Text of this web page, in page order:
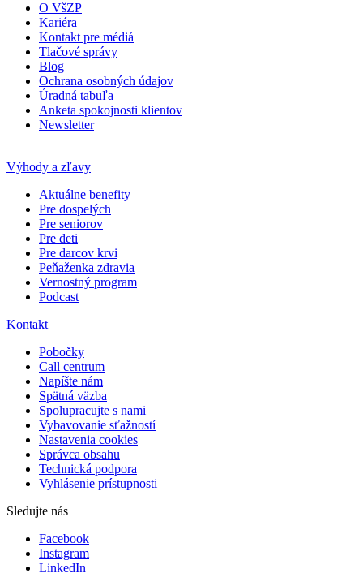
O VšZP
Kariéra
Kontakt pre médiá
Tlačové správy
Blog
Ochrana osobných údajov
Úradná tabuľa
Anketa spokojnosti klientov
Newsletter
Výhody a zľavy
Aktuálne benefity
Pre dospelých
Pre seniorov
Pre deti
Pre darcov krvi
Peňaženka zdravia
Vernostný program
Podcast
Kontakt
Pobočky
Call centrum
Napíšte nám
Spätná väzba
Spolupracujte s nami
Vybavovanie sťažností
Nastavenia cookies
Správca obsahu
Technická podpora
Vyhlásenie prístupnosti
Sledujte nás
Facebook
Instagram
LinkedIn